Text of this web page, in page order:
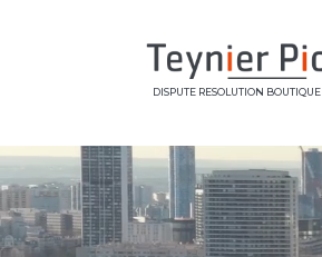
DISPUTE RESOLUTION BOUTIQUE